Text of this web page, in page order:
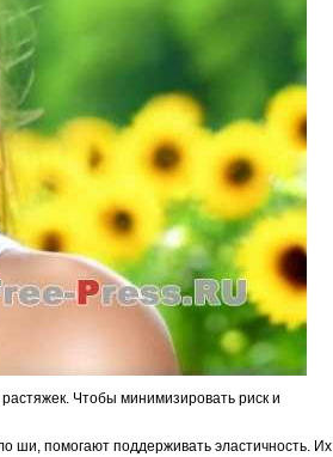
Чтобы минимизировать риск и
ши, помогают поддерживать эластичность. Их